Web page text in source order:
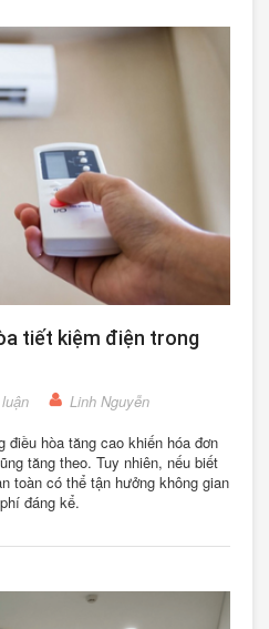
tiết kiệm điện trong
Linh Nguyễn
điều hòa tăng cao khiến hóa đơn
tăng theo. Tuy nhiên, nếu biết
toàn có thể tận hưởng không gian
đáng kể.